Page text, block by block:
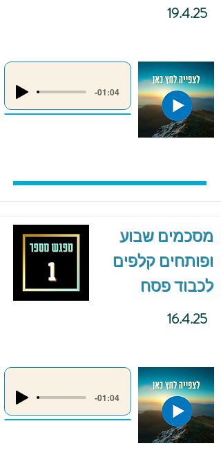
19.4.25
-01:04
מסכמים שבוע
ופותחים קלפים
לכבוד פסח
16.4.25
-01:04